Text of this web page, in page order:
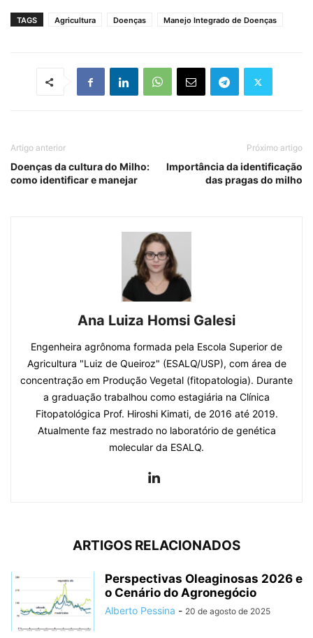
TAGS Agricultura Doenças Manejo Integrado de Doenças
Artigo anterior
Doenças da cultura do Milho:
como identificar e manejar
Próximo artigo
Importância da identificação
das pragas do milho
Ana Luiza Homsi Galesi
Engenheira agrônoma formada pela Escola Superior de
Agricultura "Luiz de Queiroz" (ESALQ/USP), com área de
concentração em Produção Vegetal (fitopatologia). Durante
a graduação trabalhou como estagiária na Clínica
Fitopatológica Prof. Hiroshi Kimati, de 2016 até 2019.
Atualmente faz mestrado no laboratório de genética
molecular da ESALQ.
ARTIGOS RELACIONADOS
Perspectivas Oleaginosas 2026 e
o Cenário do Agronegócio
Alberto Pessina - 20 de agosto de 2025